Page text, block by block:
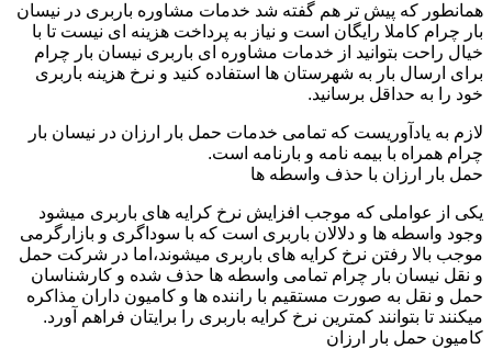
همانطور که پیش تر هم گفته شد خدمات مشاوره باربری در نیسان
بار چرام کاملا رایگان است و نیاز به پرداخت هزینه ای نیست تا با
خیال راحت بتوانید از خدمات مشاوره ای باربری نیسان بار چرام
برای ارسال بار به شهرستان ها استفاده کنید و نرخ هزینه باربری
خود را به حداقل برسانید.
لازم به یادآوریست که تمامی خدمات حمل بار ارزان در نیسان بار
چرام همراه با بیمه نامه و بارنامه است.
حمل بار ارزان با حذف واسطه ها
یکی از عواملی که موجب افزایش نرخ کرایه های باربری میشود
وجود واسطه ها و دلالان باربری است که با سوداگری و بازارگرمی
موجب بالا رفتن نرخ کرایه های باربری میشوند،اما در شرکت حمل
و نقل نیسان بار چرام تمامی واسطه ها حذف شده و کارشناسان
حمل و نقل به صورت مستقیم با راننده ها و کامیون داران مذاکره
میکنند تا بتوانند کمترین نرخ کرایه باربری را برایتان فراهم آورد.
کامیون حمل بار ارزان